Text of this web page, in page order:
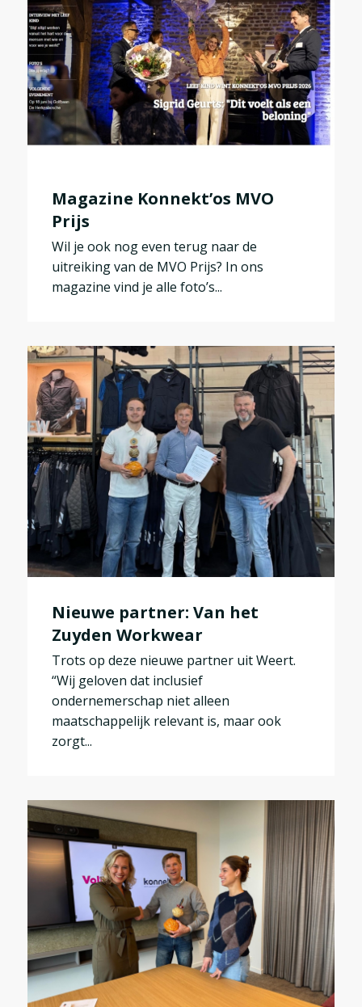
Magazine Konnekt’os MVO
Prijs
Wil je ook nog even terug naar de
uitreiking van de MVO Prijs? In ons
magazine vind je alle foto’s...
Nieuwe partner: Van het
Zuyden Workwear
Trots op deze nieuwe partner uit Weert.
“Wij geloven dat inclusief
ondernemerschap niet alleen
maatschappelijk relevant is, maar ook
zorgt...